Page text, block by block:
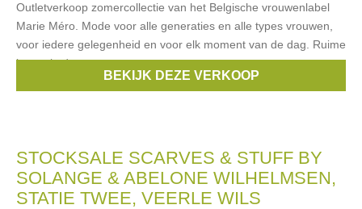
Outletverkoop zomercollectie van het Belgische vrouwenlabel
Marie Méro. Mode voor alle generaties en alle types vrouwen,
voor iedere gelegenheid en voor elk moment van de dag. Ruime
keuze in de
Marie Méro
BEKIJK DEZE VERKOOP
STOCKSALE SCARVES & STUFF BY
SOLANGE & ABELONE WILHELMSEN,
STATIE TWEE, VEERLE WILS